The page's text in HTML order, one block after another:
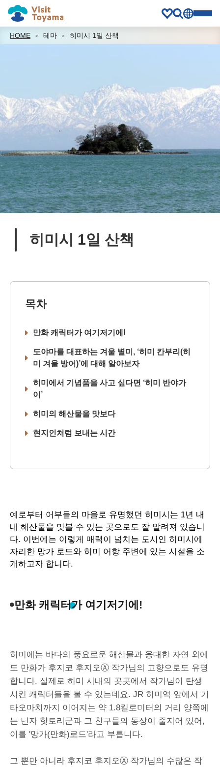
HOME 테마 히미시 1일 산책
히미시 1일 산책
목차
만화 캐릭터가 여기저기에!
도야마를 대표하는 겨울 별미, ‘히미 칸부리(히
미 겨울 방어)’에 대해 알아보자
히미에서 기념품을 사고 싶다면 ‘히미 반야가
이’
히미의 해산물을 맛보다
현지인처럼 보내는 시간
예로부터 어부들의 마을로 유명했던 히미시는 1년 내
내 해산물을 맛볼 수 있는 곳으로도 잘 알려져 있습니
다. 이번에는 이렇게 매력이 넘치는 도시인 히미시에
자리한 망가 로드와 히미 어항 주변에 있는 시설을 소
개하고자 합니다.
만화 캐릭터가 여기저기에!
히미에는 바다의 풍요로운 해산물과 웅대한 자연 외에
도 만화가 후지코 후지오Ⓐ 작가님의 고향으로도 유명
합니다. 실제로 히미 시내의 곳곳에서 작가님이 탄생
시킨 캐릭터들을 볼 수 있는데요. JR 히미역 앞에서 기
타오마치까지 이어지는 약 1.8킬로미터의 거리 양쪽에
는 닌자 핫토리군과 그 친구들의 동상이 줄지어 있어,
이를 '망가(만화)로드'라고 부릅니다.
그 뿐만 아니라 후지코 후지오Ⓐ 작가님의 수많은 작